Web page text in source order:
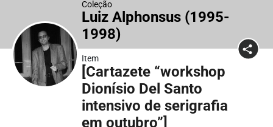
Coleção
Luiz Alphonsus (1995-
1998)
Item
[Cartazete “workshop
Dionísio Del Santo
intensivo de serigrafia
em outubro”]